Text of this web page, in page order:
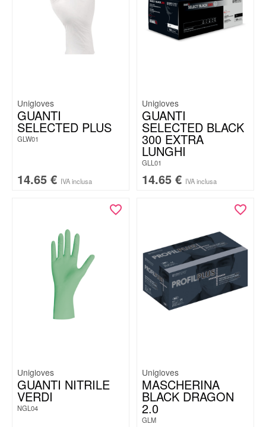
Unigloves
GUANTI
SELECTED PLUS
GLW01
14.65 € IVA inclusa
Unigloves
GUANTI
SELECTED BLACK
300 EXTRA
LUNGHI
GLL01
14.65 € IVA inclusa
Unigloves
GUANTI NITRILE
VERDI
NGL04
Unigloves
MASCHERINA
BLACK DRAGON
2.0
GLM